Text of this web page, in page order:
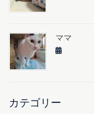
ママ
カテゴリー